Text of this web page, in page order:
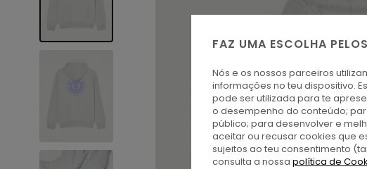
FAZ UMA ESCOLHA
Nós e os nossos parceiros
informações no teu dispositivo.
pode ser utilizada para te
o desempenho do conteúdo;
público; para desenvolver e
aceitar ou recusar cookies que
sujeitos ao teu consentimento
consulta a nossa política de